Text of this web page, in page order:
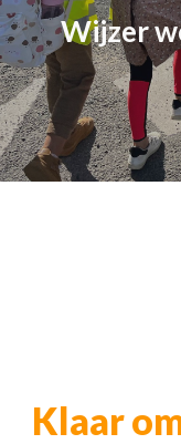
Wijzer
Klaar